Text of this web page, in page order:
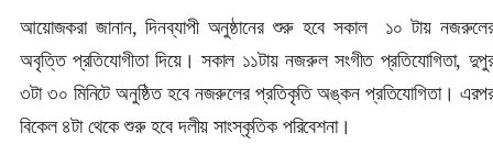
আয়োজকরা জানান, দিনব্যাপী অনুষ্ঠানের শুরু হবে সকাল ১০ টায়
অবৃত্তি প্রতিযোগীতা দিয়ে। সকাল ১১টায় নজরুল সংগীত প্রতিযোগিতা,
৩টা ৩০ মিনিটে অনুষ্ঠিত হবে নজরুলের প্রতিকৃতি অঙ্কন প্রতিযোগিতা।
বিকেল ৪টা থেকে শুরু হবে দলীয় সাংস্কৃতিক পরিবেশনা।